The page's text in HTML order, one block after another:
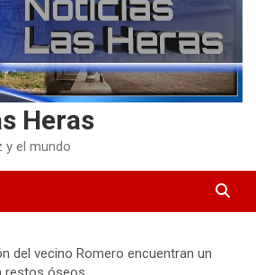
Heras
y el mundo
del vecino Romero encuentran un